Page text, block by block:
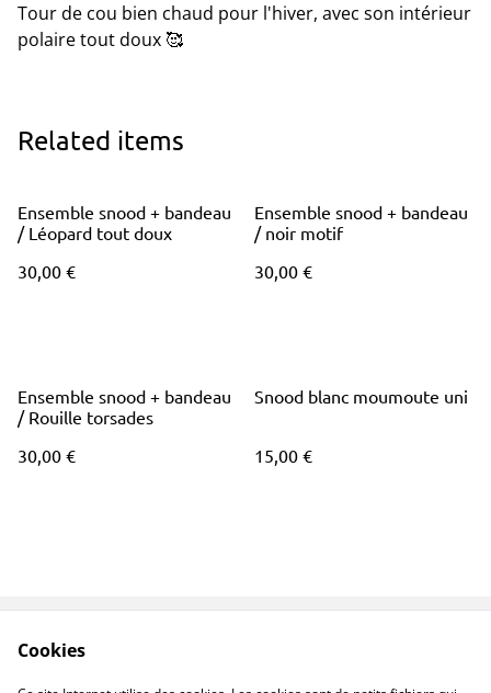
Tour de cou bien chaud pour l'hiver, avec son intérieur
polaire tout doux 🥰
Related items
Ensemble snood + bandeau
/ Léopard tout doux
30,00 €
Ensemble snood + bandeau
/ noir motif
30,00 €
Ensemble snood + bandeau
/ Rouille torsades
30,00 €
Snood blanc moumoute uni
15,00 €
Cookies